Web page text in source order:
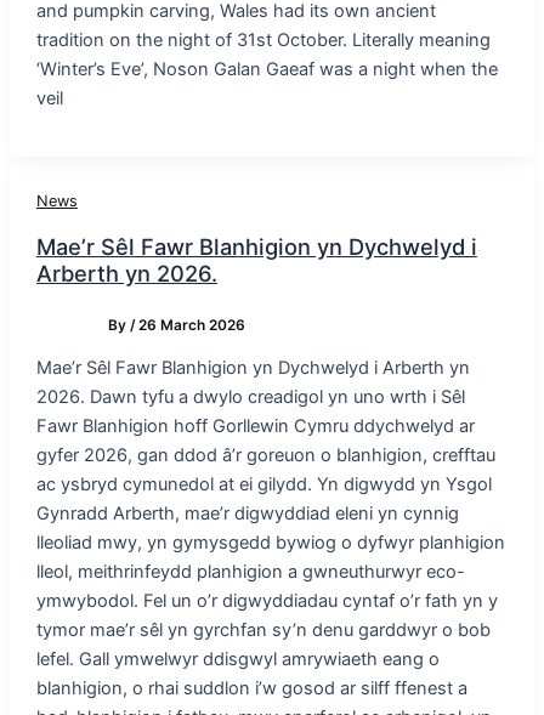
and pumpkin carving, Wales had its own ancient
tradition on the night of 31st October. Literally meaning
‘Winter’s Eve’, Noson Galan Gaeaf was a night when the
veil
News
Mae’r Sêl Fawr Blanhigion yn Dychwelyd i
Arberth yn 2026.
By/26 March 2026
Mae’r Sêl Fawr Blanhigion yn Dychwelyd i Arberth yn
2026. Dawn tyfu a dwylo creadigol yn uno wrth i Sêl
Fawr Blanhigion hoff Gorllewin Cymru ddychwelyd ar
gyfer 2026, gan ddod â’r goreuon o blanhigion, crefftau
ac ysbryd cymunedol at ei gilydd. Yn digwydd yn Ysgol
Gynradd Arberth, mae’r digwyddiad eleni yn cynnig
lleoliad mwy, yn gymysgedd bywiog o dyfwyr planhigion
lleol, meithrinfeydd planhigion a gwneuthurwyr eco-
ymwybodol. Fel un o’r digwyddiadau cyntaf o’r fath yn y
tymor mae’r sêl yn gyrchfan sy’n denu garddwyr o bob
lefel. Gall ymwelwyr ddisgwyl amrywiaeth eang o
blanhigion, o rhai suddlon i’w gosod ar silff ffenest a